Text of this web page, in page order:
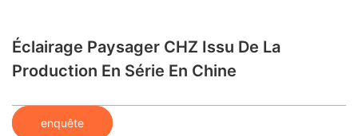
Éclairage Paysager CHZ Issu De La
Production En Série En Chine
enquête